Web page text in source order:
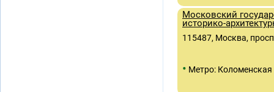
Московский
историко-
115487, Москва,
• Метро: Коломенская